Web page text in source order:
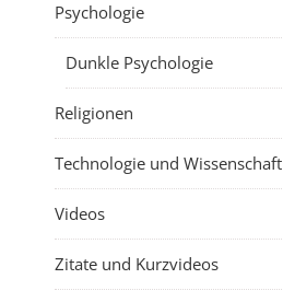
Psychologie
Dunkle Psychologie
Religionen
Technologie und Wissenschaft
Videos
Zitate und Kurzvideos